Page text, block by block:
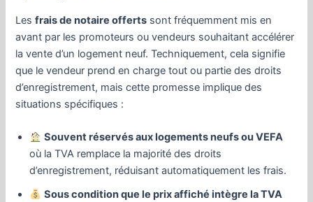
Lesfrais de notaire offerts sont fréquemment mis en
avant par les promoteurs ou vendeurs souhaitant accélérer
la vente d’un logement neuf. Techniquement, cela signifie
que le vendeur prend en charge tout ou partie des droits
d’enregistrement, mais cette promesse implique des
situations spécifiques :
Souvent réservés aux logements neufs ou VEFA
où la TVA remplace la majorité des droits
d’enregistrement, réduisant automatiquement les frais.
Sous condition que le prix affiché intègre la TVA